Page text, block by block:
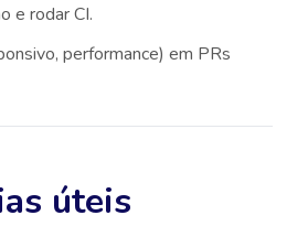
e rodar CI.
performance) em PRs
úteis